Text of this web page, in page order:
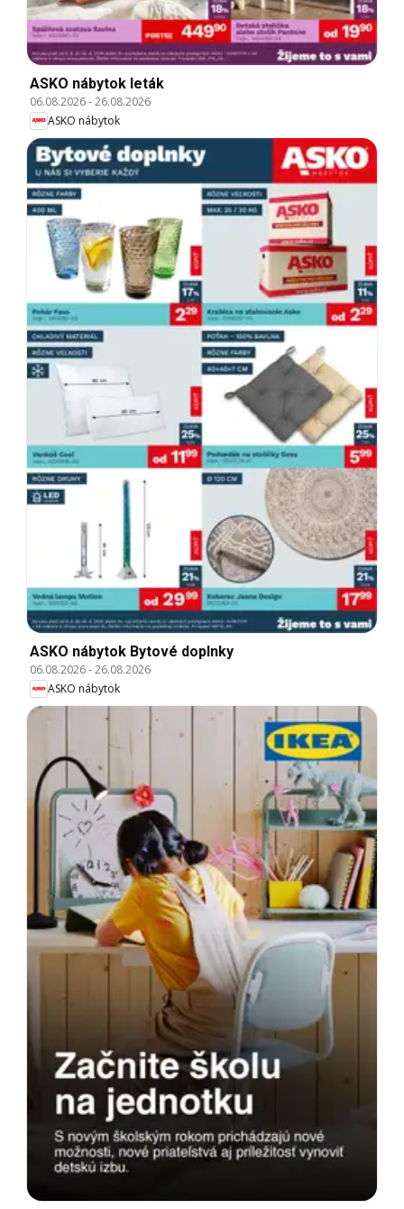
ASKO nábytok leták
06.08.2026-26.08.2026
ASKO nábytok
ASKO nábytok Bytové doplnky
06.08.2026-26.08.2026
ASKO nábytok